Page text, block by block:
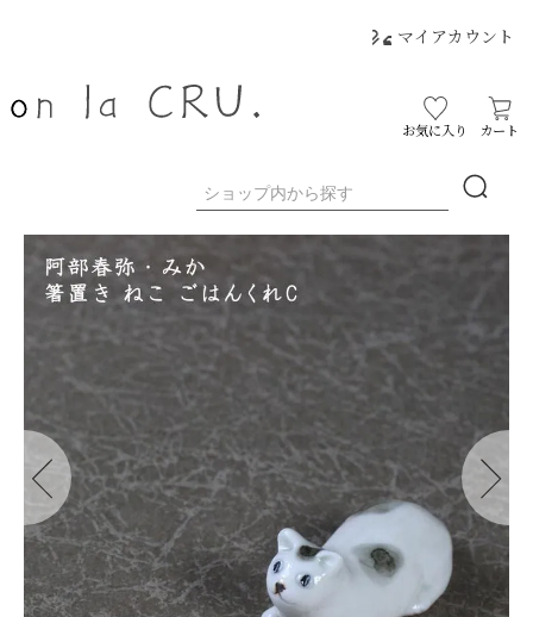
マイアカウント
お気に入り カート